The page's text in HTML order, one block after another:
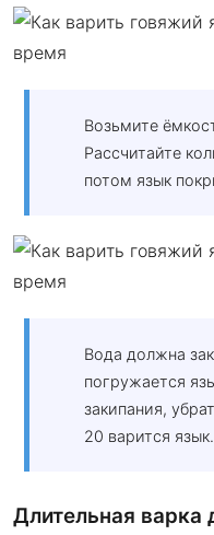
Возьмите
Рассчитайте
потом язык
Вода должна
погружается
закипания,
20 варится язык.
Длительная варка